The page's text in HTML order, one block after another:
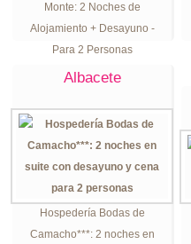
Monte: 2 Noches de
Alojamiento + Desayuno -
Para 2 Personas
Albacete
Hospedería Bodas de
Camacho***: 2 noches en